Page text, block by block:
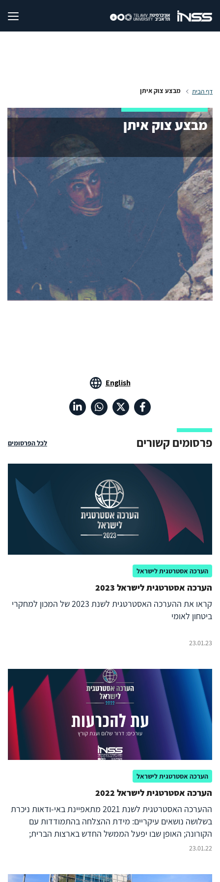
דף הבית מבצע צוק איתן
מבצע צוק איתן
English
פרסומים קשורים לכל הפרסומים
הערכה אסטרטגית לישראל
הערכה אסטרטגית לישראל 2023
קראו את ההערכה האסטרטגית לשנת 2023 של המכון למחקרי
ביטחון לאומי
23.01.23
הערכה אסטרטגית לישראל
הערכה אסטרטגית לישראל 2022
ההערכה האסטרטגית לשנת 2021 מתאפיינת באי-ודאות ניכרת
בשלושה נושאים עיקריים: מידת ההצלחה בהתמודדות עם
הקורונה; האופן שבו יפעל הממשל החדש בארצות הברית;
וההתפתחויות הפוליטיות בישראל. ההערכה הנוכחית מבוססת
23.01.22